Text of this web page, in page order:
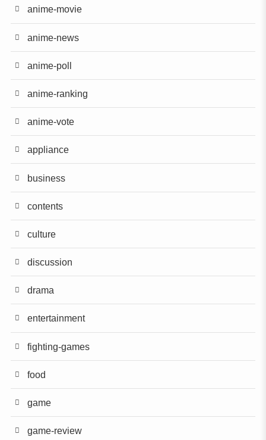
anime-movie
anime-news
anime-poll
anime-ranking
anime-vote
appliance
business
contents
culture
discussion
drama
entertainment
fighting-games
food
game
game-review